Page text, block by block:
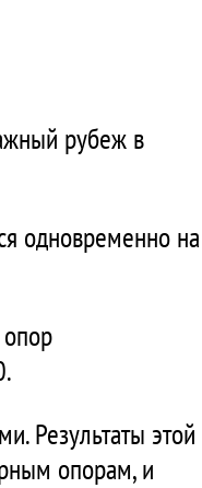
рубеж в
одновременно на
Результаты этой
опорам, и